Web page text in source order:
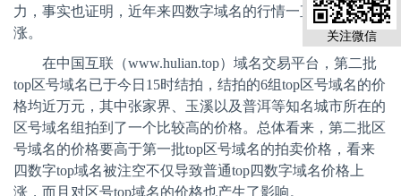
关注微信
力，事实也证明，近年来四数字域名的行情一直是稳重有
涨。
在中国互联（www.hulian.top）域名交易平台，第二批
top区号域名已于今日 15时结拍，结拍的6组top区号域名的价
格均近万元，其中张家界、玉溪以及普洱等知名城市所在的
区号域名组拍到了一个比较高的价格。总体看来，第二批区
号域名的价格要高于第一批top区号域名的拍卖价格，看来
四数字top域名被注空不仅导致普通top四数字域名价格上
涨，而且对区号top域名的价格也产生了影响。